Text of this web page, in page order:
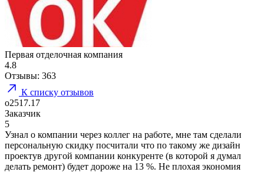
Первая отделочная компания
4.8
Отзывы: 363
К списку отзывов
o2517.17
Заказчик
5
Узнал о компании через коллег на работе, мне там сделали
персональную скидку посчитали что по такому же дизайн
проектув другой компании конкуренте (в которой я думал
делать ремонт) будет дороже на 13 %. Не плохая экономия